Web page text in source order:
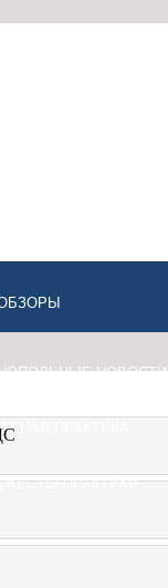
НОВОСТИ
ПРАКТИКА
ПРАКТИКИ